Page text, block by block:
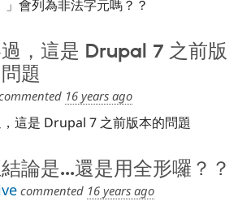
」會列為非法字元嗎？？
，這是 Drupal 7 之前版
題
16 years ago
這是 Drupal 7 之前版本的問題
論是...還是用全形囉？？
commented 16 years ago